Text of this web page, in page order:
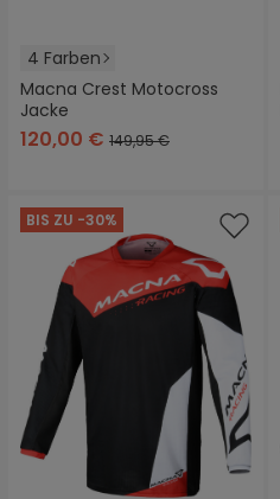
4 Farben
Macna Crest Motocross
Jacke
120,00 € 149,95 €
BIS ZU -30%